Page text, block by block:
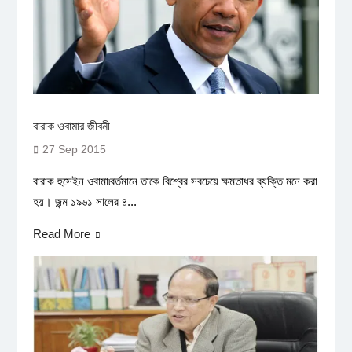
বারাক ওবামার জীবনী
27 Sep 2015
বারাক হুসেইন ওবামা৷বর্তমানে তাকে বিশ্বের সবচেয়ে ক্ষমতাধর ব্যক্তি মনে করা
হয়। জন্ম ১৯৬১ সালের ৪...
Read More